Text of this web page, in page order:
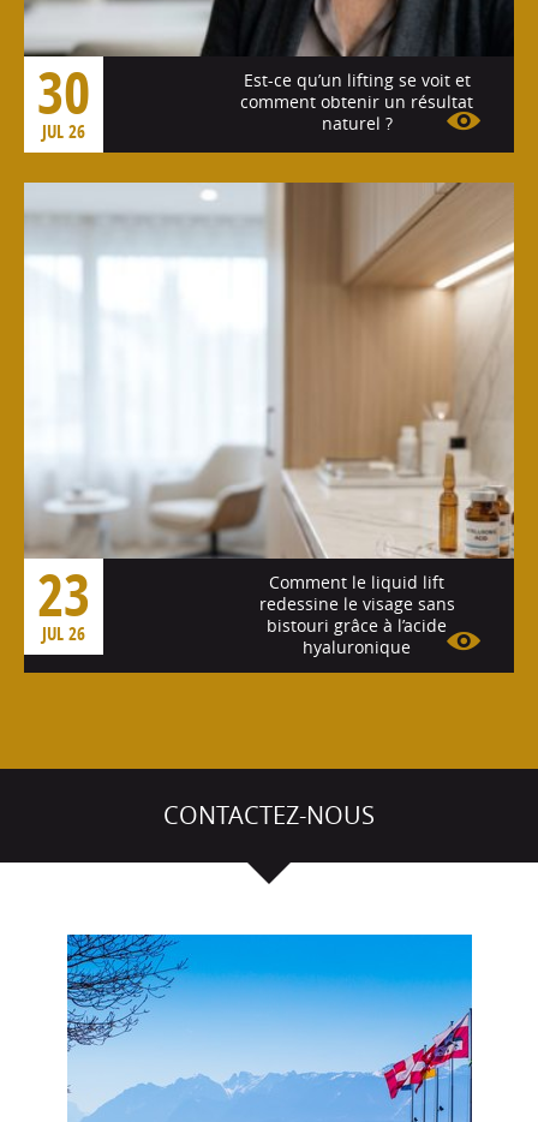
30
JUL 26
Est-ce qu’un lifting se voit et
comment obtenir un résultat
naturel ?
Voir l'article
23
JUL 26
Comment le liquid lift
redessine le visage sans
bistouri grâce à l’acide
hyaluronique
CONTACTEZ-NOUS